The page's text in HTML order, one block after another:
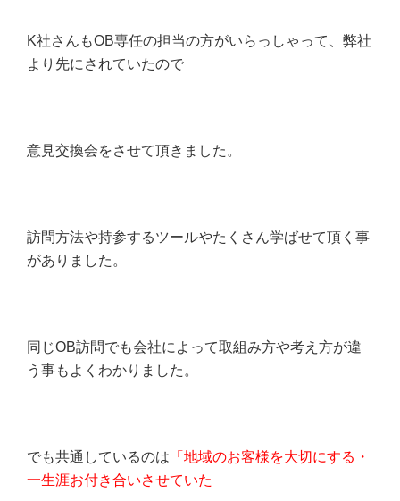
K社さんもOB専任の担当の方がいらっしゃって、弊社
より先にされていたので
意見交換会をさせて頂きました。
訪問方法や持参するツールやたくさん学ばせて頂く事
がありました。
同じOB訪問でも会社によって取組み方や考え方が違
う事もよくわかりました。
でも共通しているのは 「地域のお客様を大切にする・
一生涯お付き合いさせていた